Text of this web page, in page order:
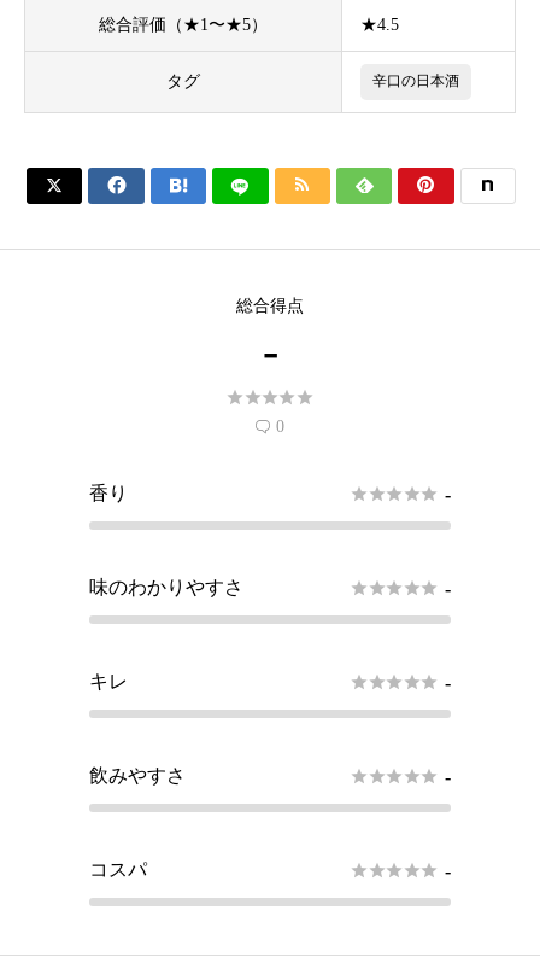
総合評価（★1〜★5） ★4.5
タグ 辛口の日本酒
     
総合得点
-

 0
香り  -
味のわかりやすさ  -
キレ  -
飲みやすさ  -
コスパ  -